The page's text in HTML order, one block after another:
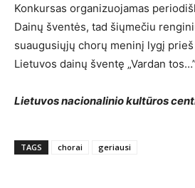
Konkursas organizuojamas
Dainų šventės, tad šiųmečiu
suaugusiųjų chorų meninį lygį
Lietuvos dainų šventę „Vardan
Lietuvos nacionalinio kultūros
TAGS chorai geriausi